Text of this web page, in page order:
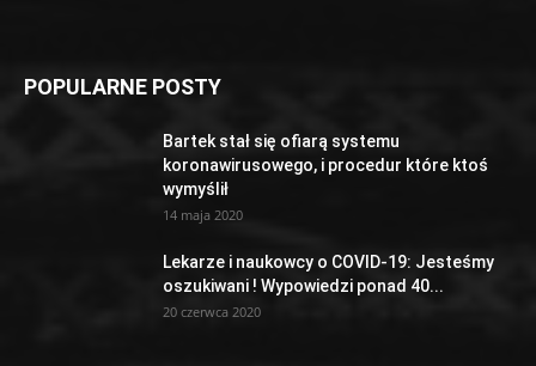
POPULARNE POSTY
Bartek stał się ofiarą systemu
koronawirusowego, i procedur które ktoś
wymyślił
14 maja 2020
Lekarze i naukowcy o COVID-19: Jesteśmy
oszukiwani ! Wypowiedzi ponad 40...
20 czerwca 2020